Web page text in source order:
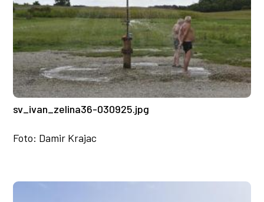
sv_ivan_zelina36-030925.jpg
Foto: Damir Krajac